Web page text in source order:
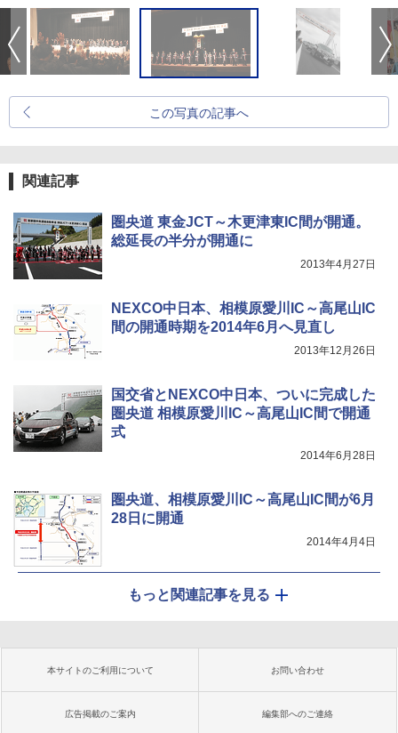
この写真の記事へ
関連記事
圏央道 東金JCT～木更津東IC間が開通。
総延長の半分が開通に
2013年4月27日
NEXCO中日本、相模原愛川IC～高尾山IC
間の開通時期を2014年6月へ見直し
2013年12月26日
国交省とNEXCO中日本、ついに完成した
圏央道 相模原愛川IC～高尾山IC間で開通
式
2014年6月28日
圏央道、相模原愛川IC～高尾山IC間が6月
28日に開通
2014年4月4日
もっと関連記事を見る
本サイトのご利用について お問い合わせ
広告掲載のご案内 編集部へのご連絡